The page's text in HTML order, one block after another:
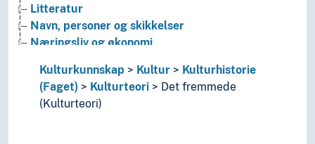
Litteratur
Navn, personer og skikkelser
Næringsliv og økonomi
Psykologi
Realfag
Religionsvitenskap
Kulturkunnskap Kultur
Kulturhistorie
(Faget)
Kulturteori
Det fremmede
(Kulturteori)